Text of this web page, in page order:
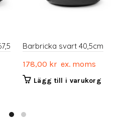
Barbricka svart 40,5cm
178,00 kr ex. moms
Lägg till i varukorg